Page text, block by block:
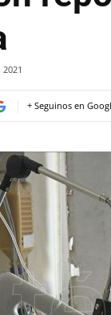
+ Seguinos en